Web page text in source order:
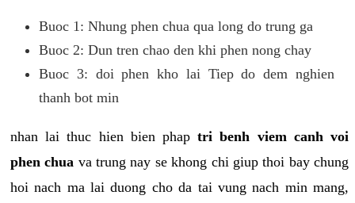
Buoc 1: Nhung phen chua qua long do trung ga
Buoc 2: Dun tren chao den khi phen nong chay
Buoc 3: doi phen kho lai Tiep do dem nghien
thanh bot min
nhan lai thuc hien bien phaptri benh viem canh voi
phen chua va trung nay se khong chi giup thoi bay chung
hoi nach ma lai duong cho da tai vung nach min mang,